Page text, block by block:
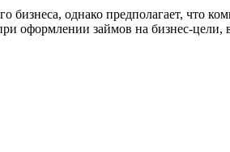
однако предполагает, что
оформлении займов на бизнес-цели,